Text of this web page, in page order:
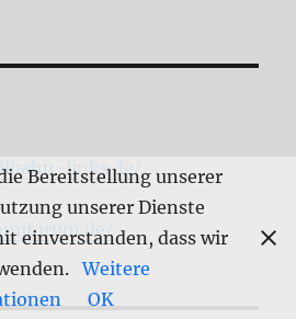
links.de/
Bereitstellung unserer
unserer Dienste
einverstanden, dass wir
Weitere
OK